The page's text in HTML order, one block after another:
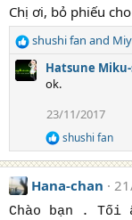
i
n
s
:
Chị ơi, bỏ phiếu
R
e
a
n
s
:
shushi fan and
Hatsune
ok.
23/11/2017
R
e
a
c
shushi fan
Hana-chan
Chào bạn . Tối